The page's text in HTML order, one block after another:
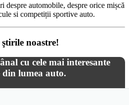
despre automobile, despre orice mișcă
si competiții sportive auto.
noastre!
cu cele mai interesante
din lumea auto.